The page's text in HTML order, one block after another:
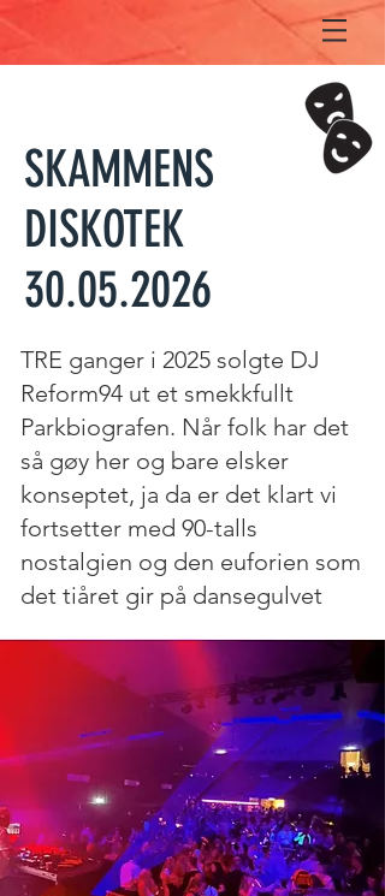
SKAMMENS
DISKOTEK
30.05.2026
TRE ganger i 2025 solgte DJ
Reform94 ut et smekkfullt
Parkbiografen. Når folk har det
så gøy her og bare elsker
konseptet, ja da er det klart vi
fortsetter med 90-talls
nostalgien og den euforien som
det tiåret gir på dansegulvet